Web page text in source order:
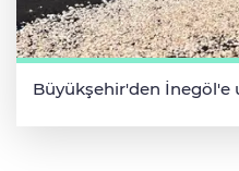
Büyükşehir'den İnegöl'e